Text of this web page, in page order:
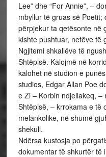
Lee” dhe “For Annie”, –
mbyllur të gruas së
përpjekur ta qetësonte në
kishte pushtuar, netëve
Ngjitemi shkallëve të
Shtëpisë. Kalojmë në
kalohet në studion e
studios, Edgar Allan Poe
e Zi – Korbin ndjellakeq,
Shtëpisë, – krrokama e të
melankolike, në shumë
shekull.
Ndërsa kustosja po
dokumentar të shkurtër të